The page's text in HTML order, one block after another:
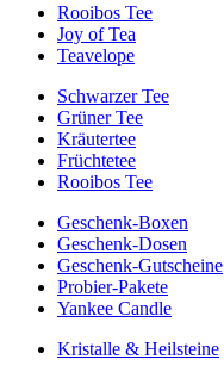
Rooibos Tee
Joy of Tea
Teavelope
Schwarzer Tee
Grüner Tee
Kräutertee
Früchtetee
Rooibos Tee
Geschenk-Boxen
Geschenk-Dosen
Geschenk-Gutscheine
Probier-Pakete
Yankee Candle
Kristalle & Heilsteine